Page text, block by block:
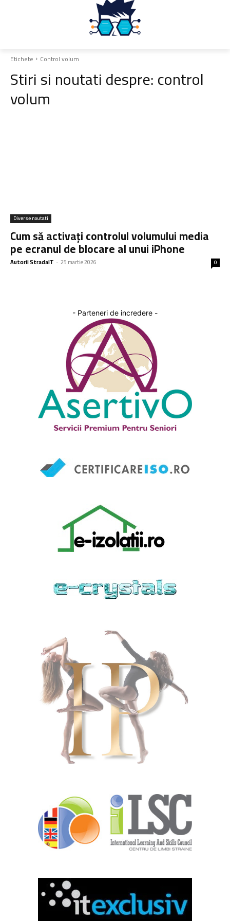
Etichete Control volum
Stiri si noutati despre:control
volum
Diverse noutati
Cum să activați controlul volumului media
pe ecranul de blocare al unui iPhone
Autorii StradaIT - 25 martie 2026 0
- Parteneri de incredere -